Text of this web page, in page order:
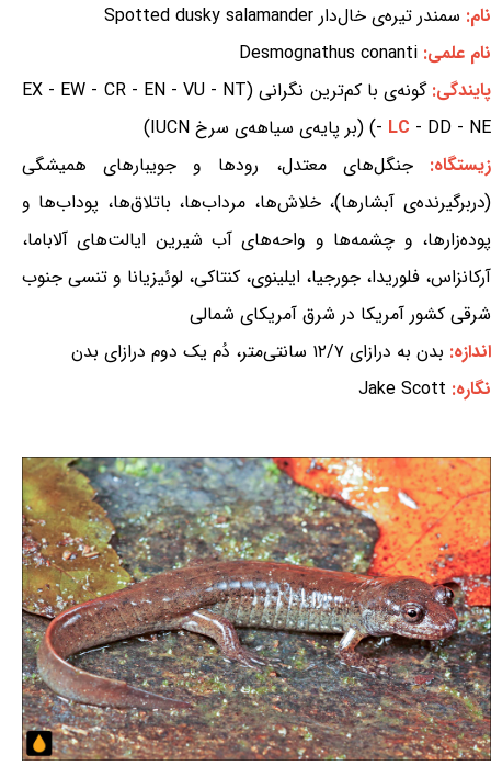
نام: سمندر تیره‌ی خال‌دار Spotted dusky salamander
نام علمی: Desmognathus conanti
پایندگی:
گونه‌ی با کم‌ترین نگرانی (EX - EW - CR - EN - VU - NT
- LC - DD - NE) (بر پایه‌ی سیاهه‌ی سرخ IUCN)
زیستگاه:جنگل‌های معتدل، رودها و جویبارهای همیشگی
(دربرگیرنده‌ی آبشارها)، خلاش‌ها، مرداب‌ها، باتلاق‌ها، پوداب‌ها و
پوده‌زارها، و چشمه‌ها و واحه‌های آب شیرین ایالت‌های آلاباما،
آرکانزاس، فلوریدا، جورجیا، ایلینوی، کنتاکی، لوئیزیانا و تنسی جنوب
شرقی کشور آمریکا در شرق آمریکای شمالی
اندازه: بدن به درازای ۱۲/۷ سانتی‌متر، دُم یک دوم درازای بدن
نگاره: Jake Scott